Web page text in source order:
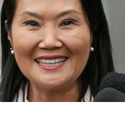
del polvo
los próximos días,
atenta a la